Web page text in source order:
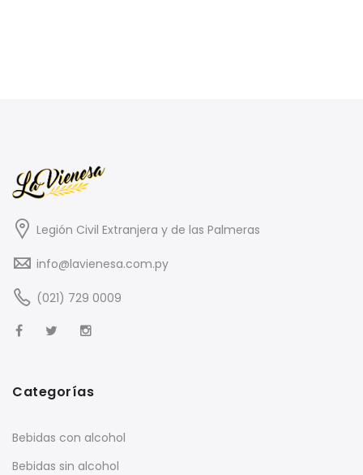
Legión Civil Extranjera y de las Palmeras
info@lavienesa.com.py
(021) 729 0009
Categorías
Bebidas con alcohol
Bebidas sin alcohol